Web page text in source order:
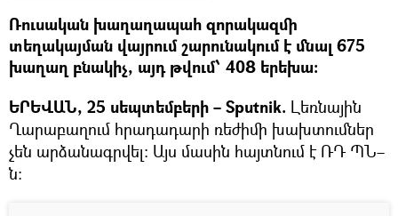
Ռուսական խաղաղապահ զորակազմի
տեղակայման վայրում շարունակում է մնալ 675
խաղաղ բնակիչ, այդ թվում՝ 408 երեխա։
ԵՐԵՎԱՆ, 25 սեպտեմբերի – Sputnik. Լեռնային
Ղարաբաղում հրադադարի ռեժիմի խախտումներ
չեն արձանագրվել։ Այս մասին հայտնում է ՌԴ ՊՆ–
ն։